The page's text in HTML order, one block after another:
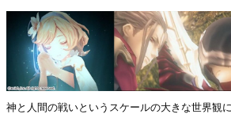
神と人間の戦いというスケールの大きな世界観